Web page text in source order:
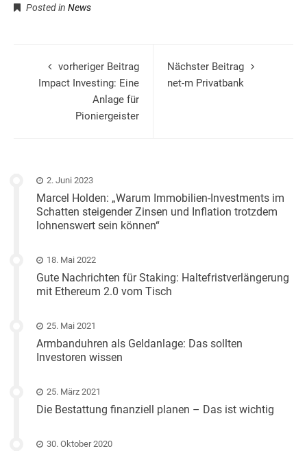
Posted in News
vorheriger Beitrag
Impact Investing: Eine
Anlage für
Pioniergeister
Nächster Beitrag
net-m Privatbank
2. Juni 2023
Marcel Holden: „Warum Immobilien-Investments im
Schatten steigender Zinsen und Inflation trotzdem
lohnenswert sein können“
18. Mai 2022
Gute Nachrichten für Staking: Haltefristverlängerung
mit Ethereum 2.0 vom Tisch
25. Mai 2021
Armbanduhren als Geldanlage: Das sollten
Investoren wissen
25. März 2021
Die Bestattung finanziell planen – Das ist wichtig
30. Oktober 2020